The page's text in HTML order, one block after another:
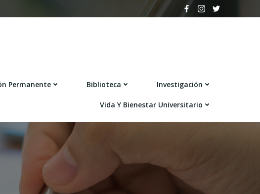
Permanente Biblioteca Investigación
Vida Y Bienestar Universitario